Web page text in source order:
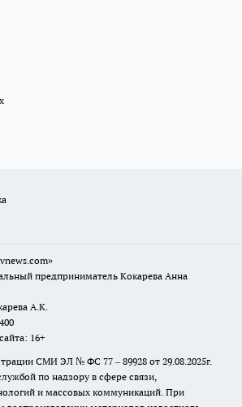
предприниматель Кокарева Анна
А.К.
16+
СМИ ЭЛ № ФС 77 – 89928 от 29.08.2025г.
по надзору в сфере связи,
и массовых коммуникаций. При